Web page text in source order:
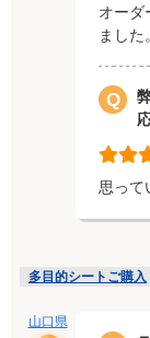
オーダ
ました
Q
思って
多目的シートご購入
山口県